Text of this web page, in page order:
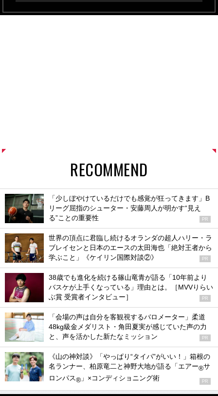
RECOMMEND
「少しぼやけているだけでも感覚が狂ってきます」B
リーグ屈指のシューター・安藤周人が明かす“見え
る”ことの重要性
PR
世界の頂点に君臨し続けるオランダの超人ハリー・ラ
ブレイセンと日本のエースの太田海也「絶対王者から
学ぶこと」《ケイリン国際対談②》
PR
38歳でも進化を続ける篠山竜青が語る「10年前より
バスケが上手くなっている」理由とは。［MVVりらい
ぶ賞 受賞者インタビュー］
PR
「会場の声は自分を客観視するバロメーター」柔道
48kg級金メダリスト・角田夏実が感じていた声の力
と、声を活かした新たなミッション
PR
《山の神対談》「やっぱり“タイパ”がいい！」箱根の
名ランナー、柏原竜二と神野大地が語る「エアー®サ
ロンパス® 」×コンディショニング術 PR